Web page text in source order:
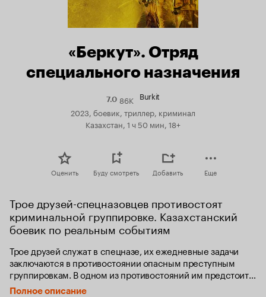
«Беркут». Отряд
специального назначения
7.0Рейтинг
7.0
86K Burkit
2023, боевик, триллер, криминал
Казахстан, 1 ч 50 мин, 18+
Оценить Буду смотреть Добавить Еще
Трое друзей-спецназовцев противостоят
криминальной группировке. Казахстанский
боевик по реальным событиям
Трое друзей служат в спецназе, их ежедневные задачи
заключаются в противостоянии опасным преступным
группировкам. В одном из противостояний им предстоит
проверить свою дружбу.
Полное описание